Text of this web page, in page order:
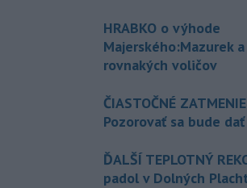
HRABKO o výhode
Majerského:Mazurek
rovnakých voličov
ČIASTOČNÉ
Pozorovať sa bude
ĎALŠÍ TEPLOTNÝ
padol v Dolných